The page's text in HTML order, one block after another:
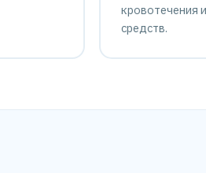
кровотечения
средств.